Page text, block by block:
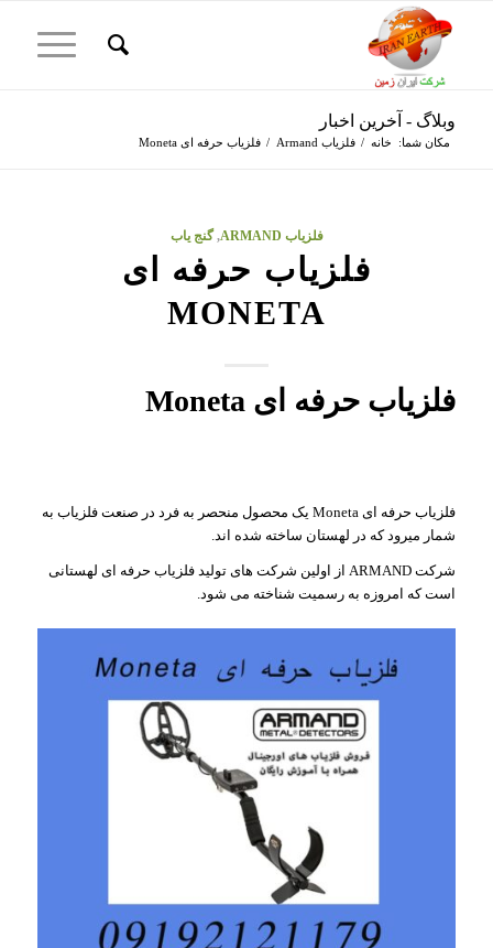
وبلاگ - آخرین اخبار
مکان شما: خانه / فلزیاب Armand / فلزیاب حرفه ای Moneta
فلزیاب ARMAND ,گنج یاب
فلزیاب حرفه ای
MONETA
فلزیاب حرفه ای Moneta
فلزیاب حرفه ای Moneta یک محصول منحصر به فرد در صنعت فلزیاب به
شمار میرود که در لهستان ساخته شده اند.
شرکت ARMAND از اولین شرکت های تولید فلزیاب حرفه ای لهستانی
است که امروزه به رسمیت شناخته می شود.